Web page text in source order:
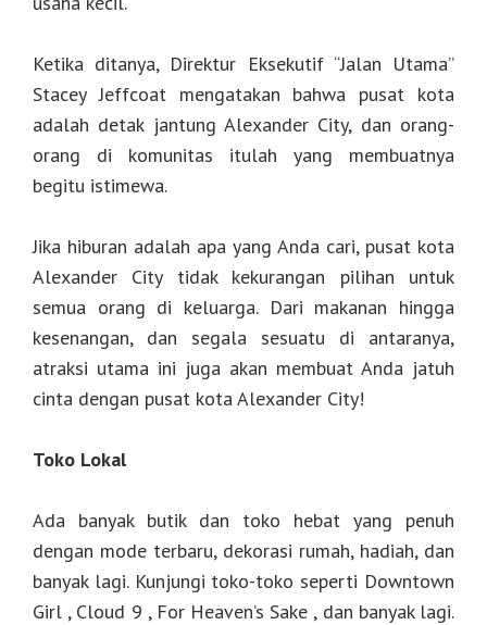
Ketika ditanya, Direktur Eksekutif “Jalan Utama”
Stacey Jeffcoat mengatakan bahwa pusat kota
adalah detak jantung Alexander City, dan orang-
orang di komunitas itulah yang membuatnya
begitu istimewa.
Jika hiburan adalah apa yang Anda cari, pusat kota
Alexander City tidak kekurangan pilihan untuk
semua orang di keluarga. Dari makanan hingga
kesenangan, dan segala sesuatu di antaranya,
atraksi utama ini juga akan membuat Anda jatuh
cinta dengan pusat kota Alexander City!
Toko Lokal
Ada banyak butik dan toko hebat yang penuh
dengan mode terbaru, dekorasi rumah, hadiah, dan
banyak lagi. Kunjungi toko-toko seperti Downtown
Girl , Cloud 9 , For Heaven’s Sake , dan banyak lagi.